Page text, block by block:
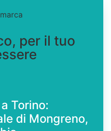
per il tuo
Torino:
di Mongreno,